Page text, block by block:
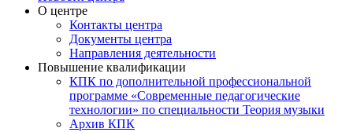
О центре
Контакты центра
Документы центра
Направления деятельности
Повышение квалификации
КПК по дополнительной профессиональной
программе «Современные педагогические
технологии» по специальности Теория музыки
Архив КПК